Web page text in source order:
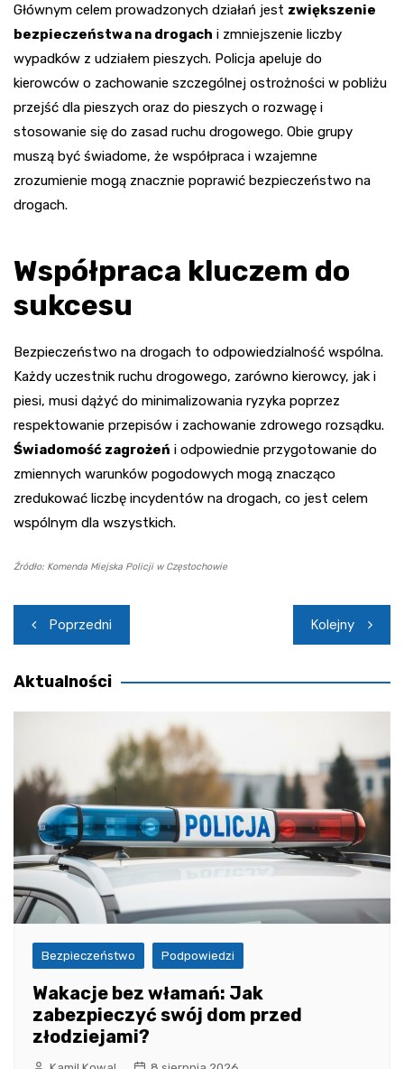
Głównym celem prowadzonych działań jest zwiększenie
bezpieczeństwa na drogach i zmniejszenie liczby
wypadków z udziałem pieszych. Policja apeluje do
kierowców o zachowanie szczególnej ostrożności w pobliżu
przejść dla pieszych oraz do pieszych o rozwagę i
stosowanie się do zasad ruchu drogowego. Obie grupy
muszą być świadome, że współpraca i wzajemne
zrozumienie mogą znacznie poprawić bezpieczeństwo na
drogach.
Współpraca kluczem do
sukcesu
Bezpieczeństwo na drogach to odpowiedzialność wspólna.
Każdy uczestnik ruchu drogowego, zarówno kierowcy, jak i
piesi, musi dążyć do minimalizowania ryzyka poprzez
respektowanie przepisów i zachowanie zdrowego rozsądku.
Świadomość zagrożeń i odpowiednie przygotowanie do
zmiennych warunków pogodowych mogą znacząco
zredukować liczbę incydentów na drogach, co jest celem
wspólnym dla wszystkich.
Źródło: Komenda Miejska Policji w Częstochowie
Nawigacja
wpisu
Poprzedni Kolejny
Aktualności
Bezpieczeństwo Podpowiedzi
Wakacje bez włamań: Jak
zabezpieczyć swój dom przed
złodziejami?